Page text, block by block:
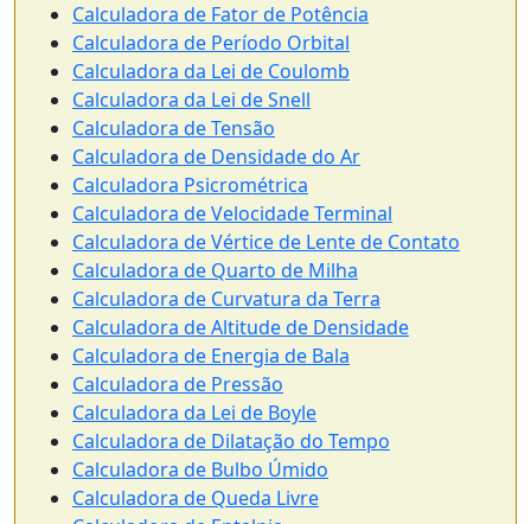
Calculadora de Fator de Potência
Calculadora de Período Orbital
Calculadora da Lei de Coulomb
Calculadora da Lei de Snell
Calculadora de Tensão
Calculadora de Densidade do Ar
Calculadora Psicrométrica
Calculadora de Velocidade Terminal
Calculadora de Vértice de Lente de Contato
Calculadora de Quarto de Milha
Calculadora de Curvatura da Terra
Calculadora de Altitude de Densidade
Calculadora de Energia de Bala
Calculadora de Pressão
Calculadora da Lei de Boyle
Calculadora de Dilatação do Tempo
Calculadora de Bulbo Úmido
Calculadora de Queda Livre